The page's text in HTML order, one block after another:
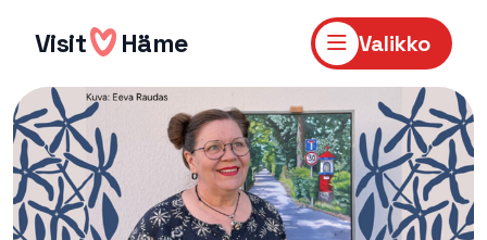
sisältöön
Visit Häme Valikko